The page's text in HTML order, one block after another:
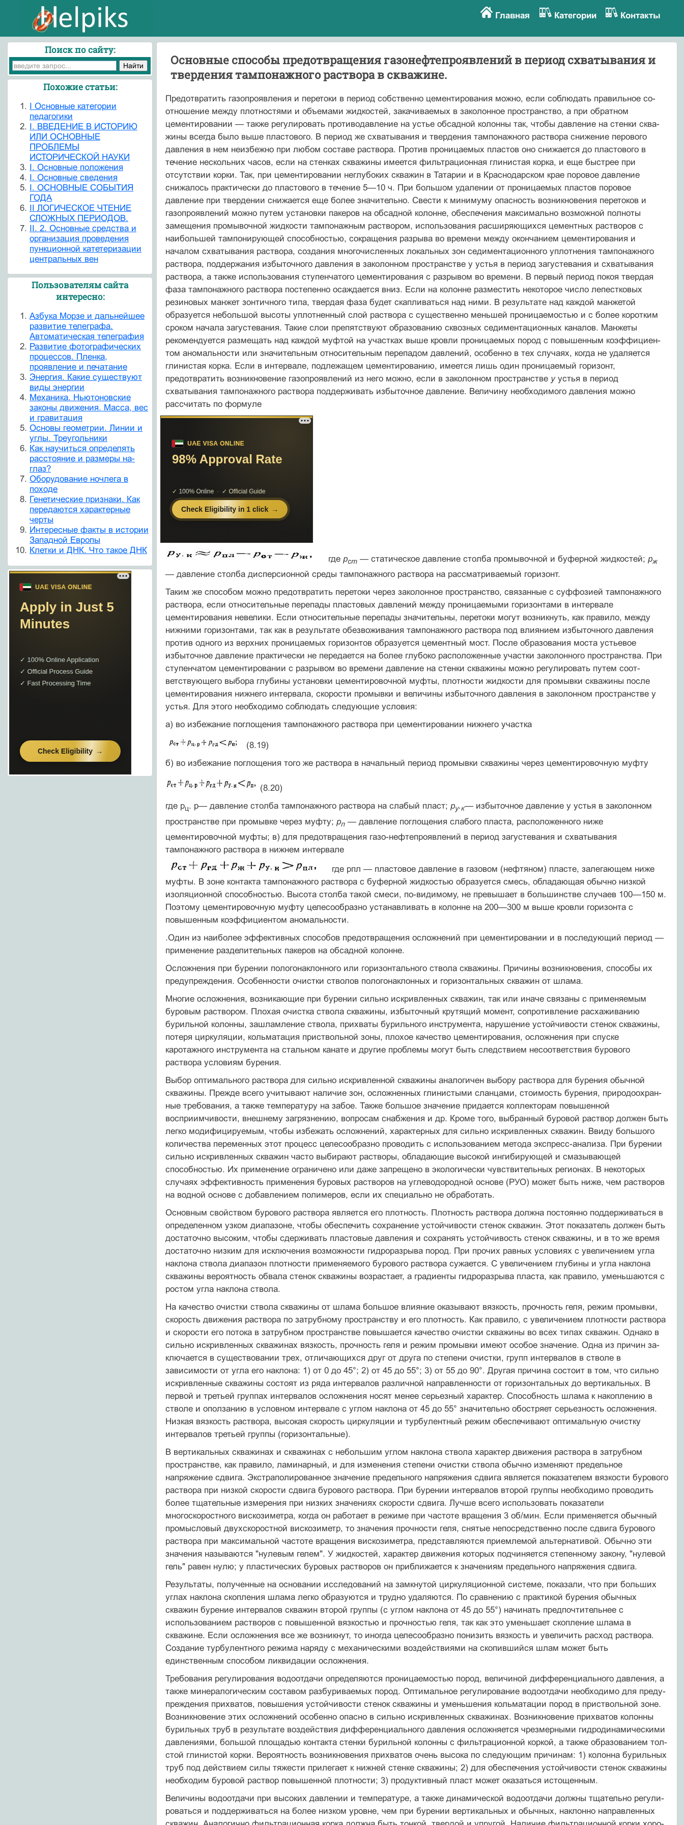
Главная Категории Контакты
Основные способы предотвращения газонефтепроявлений в период схватывания и
твердения тампонажного раствора в скважине.
Предотвратить газопроявления и перетоки в период собст­венно цементирования можно, если соблюдать правильное со­
отношение между плотностями и объемами жидкостей, закачи­ваемых в заколонное пространство, а при обратном
цементировании — также регулировать противодавление на устье обсадной колонны так, чтобы давление на стенки сква­
жины всегда было выше пластового. В период же схватывания и твердения тампонажного раствора снижение перового
давления в нем неизбежно при любом составе раствора. Про­тив проницаемых пластов оно снижается до пластового в
тече­ние нескольних часов, если на стенках скважины имеется фильтрационная глинистая корка, и еще быстрее при
отсутствии кор­ки. Так, при цементировании неглубоких скважин в Татарии и в Краснодарском крае поровое давление
снижалось практически до пластового в течение 5—10 ч. При большом удале­нии от проницаемых пластов поровое
давление при твердении снижается еще более значительно. Свести к минимуму опасность возникновения перетоков и
газопроявлений можно путем уста­новки пакеров на обсадной колонне, обеспечения максимально возможной полноты
замещения промывочной жидкости тампонажным раствором, использования расширяющихся цементных растворов с
наибольшей тампонирующей способностью, сокра­щения разрыва во времени между окончанием цементирования и
началом схватывания раствора, создания многочисленных ло­кальных зон седиментационного уплотнения тампонажного
раствора, поддержания избыточного давления в заколонном пространстве у устья в период загустевания и схватывания
раствора, а также использования ступенчатого цементирования с разрывом во времени. В первый период покоя твердая
фаза тампонажного раствора постепенно осаждается вниз. Если на колонне разместить неко­торое число лепестковых
резиновых манжет зонтичного типа, твердая фаза будет скапливаться над ними. В результате над каждой манжетой
образуется небольшой высоты уплотненный слой раствора с существенно меньшей проницаемостью и с бо­лее коротким
сроком начала загустевания. Такие слои препят­ствуют образованию сквозных седиментационных каналов. Ман­жеты
рекомендуется размещать над каждой муфтой на участках выше кровли проницаемых пород с повышенным коэффициен­
том аномальности или значительным относительным перепадом давлений, особенно в тех случаях, когда не удаляется
глинистая корка. Если в интервале, подлежащем цементированию, имеется лишь один проницаемый горизонт,
предотвратить возникновение газопроявлений из него можно, если в заколонном пространстве у устья в период
схватывания тампонажного раствора поддер­живать избыточное давление. Величину необходимого давления можно
рассчитать по формуле
где рст — статическое давление столба промывочной и буферной жидкостей; рж
— давление столба дисперсионной среды тампо­нажного раствора на рассматриваемый горизонт.
Таким же способом можно предотвратить перетоки через заколонное пространство, связанные с суффозией тампонажного
раствора, если относительные перепады пластовых давлений между проницаемыми горизонтами в интервале
цементирования невелики. Если относительные перепады значительны, перетоки могут возникнуть, как правило, между
нижними горизонтами, так как в результате обезвоживания тампонажного раствора под влиянием избыточного давления
против одного из верхних про­ницаемых горизонтов образуется цементный мост. После образо­вания моста устьевое
избыточное давление практически не пе­редается на более глубоко расположенные участки заколонного пространства. При
ступенчатом цементировании с разрывом во времени давление на стенки скважины можно регулировать путем соот­
ветствующего выбора глубины установки цементировочной муф­ты, плотности жидкости для промывки скважины после
цемен­тирования нижнего интервала, скорости промывки и величины избыточного давления в заколонном пространстве у
устья. Для этого необходимо соблюдать следующие условия:
а) во избежание поглощения тампонажного раствора при цементировании нижнего участка
(8.19)
б) во избежание поглощения того же раствора в начальный период промывки скважины через цементировочную муфту
(8.20)
где рц. р— давление столба тампонажного раствора на слабый пласт; ру.к— избыточное давление у устья в заколонном
прост­ранстве при промывке через муфту; рп— давление поглощения слабого пласта, расположенного ниже
цементировочной муфты; в) для предотвращения газо-нефтепроявлений в период за­густевания и схватывания
тампонажного раствора в нижнем интервале
где рпл — пластовое давление в газовом (нефтяном) пласте, за­легающем ниже
муфты. В зоне контакта тампонажного раствора с буферной жидко­стью образуется смесь, обладающая обычно низкой
изоляцион­ной способностью. Высота столба такой смеси, по-видимому, не превышает в большинстве случаев 100—150 м.
Поэтому цемен­тировочную муфту целесообразно устанавливать в колонне на 200—300 м выше кровли горизонта с
повышенным коэффициен­том аномальности.
.Один из наиболее эффективных способов предотвращения осложнений при цементировании и в последующий период —
применение разделительных пакеров на обсадной колонне.
Осложнения при бурении пологонаклонного или горизонтального ствола скважины. Причины возникновения, способы их
предупреждения. Особенности очистки стволов пологонаклонных и горизонтальных скважин от шлама.
Многие осложнения, возникающие при бурении сильно ис­кривленных скважин, так или иначе связаны с применяемым
буровым раствором. Плохая очистка ствола скважины, избы­точный крутящий момент, сопротивление расхаживанию
бурильной колонны, зашламление ствола, прихваты бурильного инструмента, нарушение устойчивости стенок скважины,
по­теря циркуляции, кольматация приствольной зоны, плохое ка­чество цементирования, осложнения при спуске
каротажного инструмента на стальном канате и другие проблемы могут быть следствием несоответствия бурового
раствора условиям буре­ния.
Выбор оптимального раствора для сильно искривленной скважины аналогичен выбору раствора для бурения обычной
скважины. Прежде всего учитывают наличие зон, осложнен­ных глинистыми сланцами, стоимость бурения, природоохран­
ные требования, а также температуру на забое. Также большое значение придается коллекторам повышенной
восприимчивос­ти, внешнему загрязнению, вопросам снабжения и др. Кроме того, выбранный буровой раствор должен быть
легко модифи­цируемым, чтобы избежать осложнений, характерных для сильно искривленных скважин. Ввиду большого
количества переменных этот процесс целесообразно проводить с использо­ванием метода экспресс-анализа. При бурении
сильно искривленных скважин часто выби­рают растворы, обладающие высокой ингибирующей и смазы­вающей
способностью. Их применение ограничено или даже запрещено в экологически чувствительных регионах. В некото­рых
случаях эффективность применения буровых растворов на углеводородной основе (РУО) может быть ниже, чем растворов
на водной основе с добавлением полимеров, если их специально не обработать.
Основным свойством бурового раствора является его плот­ность. Плотность раствора должна постоянно поддерживаться в
определенном узком диапазоне, чтобы обеспечить сохранение устойчивости стенок скважин. Этот показатель должен быть
достаточно высоким, чтобы сдерживать пластовые давления и сохранять устойчивость стенок скважины, и в то же время
до­статочно низким для исключения возможности гидроразрыва пород. При прочих равных условиях с увеличением угла
накло­на ствола диапазон плотности применяемого бурового раствора сужается. С увеличе­нием глубины и угла наклона
скважины вероятность обвала стенок скважины возрастает, а градиенты гидроразрыва плас­та, как правило, уменьшаются с
ростом угла наклона ствола.
На качество очистки ствола скважины от шлама большое влияние оказывают вязкость, прочность геля, режим промыв­ки,
скорость движения раствора по затрубному пространству и его плотность. Как правило, с увеличением плотности раствора
и скорости его потока в затрубном пространстве повышается качество очистки скважины во всех типах скважин. Однако в
сильно искривленных скважинах вязкость, прочность геля и режим промывки имеют особое значение. Одна из причин за­
ключается в существовании трех, отличающихся друг от друга по степени очистки, групп интервалов в стволе в
зависимости от угла его наклона: 1) от 0 до 45°; 2) от 45 до 55°; 3) от 55 до 90°. Другая причина состоит в том, что сильно
искривленные сква­жины состоят из ряда интервалов различной направленности от горизонтальных до вертикальных. В
первой и третьей группах интервалов осложнения носят менее серьезный характер. Способность шлама к накоплению в
стволе и оползанию в условном интервале с углом наклона от 45 до 55° значительно обостряет серьезность осложнения.
Низкая вязкость раствора, высокая скорость циркуляции и турбулент­ный режим обеспечивают оптимальную очистку
интервалов третьей группы (горизонтальные).
В вертикальных скважинах и скважинах с небольшим углом наклона ствола характер движения раствора в затрубном
прост­ранстве, как правило, ламинарный, и для изменения степени очистки ствола обычно изменяют предельное
напряжение сдви­га. Экстраполированное значение предельного напряжения сдвига является показателем вязкости бурового
раствора при низкой скорости сдвига бурового раствора. При бурении интер­валов второй группы необходимо проводить
более тщательные измерения при низких значениях скорости сдвига. Лучше всего использовать показатели
многоскоростного вискозиметра, ког­да он работает в режиме при частоте вращения 3 об/мин. Если применяется обычный
промысловый двухскоростной вискози­метр, то значения прочности геля, снятые непосредственно по­сле сдвига бурового
раствора при максимальной частоте враще­ния вискозиметра, представляются приемлемой альтернативой. Обычно эти
значения называются "нулевым гелем". У жидкос­тей, характер движения которых подчиняется степенному за­кону, "нулевой
гель" равен нулю; у пластических буровых растворов он приближается к значениям предельного напряжения сдвига.
Результаты, полученные на основании исследований на замкнутой циркуляционной системе, показали, что при боль­ших
углах наклона скопления шлама легко образуются и труд­но удаляются. По сравнению с практикой бурения обычных
скважин бурение интервалов скважин второй группы (с углом наклона от 45 до 55°) начинать предпочтительнее с
использова­нием растворов с повышенной вязкостью и прочностью геля, так как это уменьшает скопление шлама в
скважине. Если ос­ложнения все же возникнут, то иногда целесообразно понизить вязкость и увеличить расход раствора.
Создание турбулентного режима наряду с механическими воздействиями на скопив­шийся шлам может быть
единственным способом ликвидации осложнения.
Требования регулирования водоотдачи определяются про­ницаемостью пород, величиной дифференциального давления, а
также минералогическим составом разбуриваемых пород. Оп­тимальное регулирование водоотдачи необходимо для преду­
преждения прихватов, повышения устойчивости стенок сква­жины и уменьшения кольматации пород в приствольной зоне.
Возникновение этих осложнений особенно опасно в сильно ис­кривленных скважинах. Возникновение прихватов колонны
бурильных труб в результате воздействия дифференциального давления осложняется чрезмерными гидродинамическими
давлениями, большой площадью контакта стенки бурильной колонны с фильтрационной коркой, а также образованием тол­
стой глинистой корки. Вероятность возникновения прихватов очень высока по следующим причинам: 1) колонна бурильных
труб под действием силы тяжести прилегает к нижней стенке скважины; 2) для обеспечения устойчивости стенок скважины
необходим буровой раствор повышенной плотности; 3) продук­тивный пласт может оказаться истощенным.
Величины водоотдачи при высоких давлении и температуре, а также динамической водоотдачи должны тщательно регули­
роваться и поддерживаться на более низком уровне, чем при бурении вертикальных и обычных, наклонно направленных
Поиск по сайту:
Похожие статьи:
I Основные категории
педагогики
I. ВВЕДЕНИЕ В ИСТОРИЮ
ИЛИ ОСНОВНЫЕ
ПРОБЛЕМЫ
ИСТОРИЧЕСКОЙ НАУКИ
I. Основные положения
I. Основные сведения
I. ОСНОВНЫЕ СОБЫТИЯ
ГОДА
II ЛОГИЧЕСКОЕ ЧТЕНИЕ
СЛОЖНЫХ ПЕРИОДОВ.
II. 2. Основные средства и
организация проведения
пункционной катетеризации
центральных вен
Пользователям сайта
интересно:
Азбука Морзе и дальнейшее
развитие телеграфа.
Автоматическая телеграфия
Развитие фотографических
процессов. Пленка,
проявление и печатание
Энергия. Какие существуют
виды энергии
Механика. Ньютоновские
законы движения. Масса, вес
и гравитация
Основы геометрии. Линии и
углы. Треугольники
Как научиться определять
расстояние и размеры на-
глаз?
Оборудование ночлега в
походе
Генетические признаки. Как
передаются характерные
черты
Интересные факты в истории
Западной Европы
Клетки и ДНК. Что такое ДНК